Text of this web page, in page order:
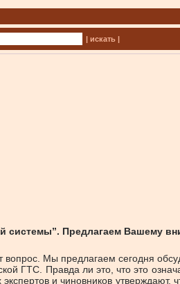
| искать |
системы”. Предлагаем Вашему
Мы предлагаем сегодня
ГТС. Правда ли это, что это
и чиновников утверждают,